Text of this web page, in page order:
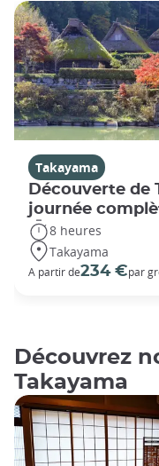
Takayama
Découverte de
journée
8 heures
Takayama
A partir de234 €par
Découvrez
Takayama